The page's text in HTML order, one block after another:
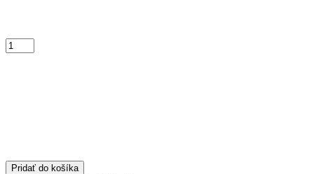
Pridať do košíka